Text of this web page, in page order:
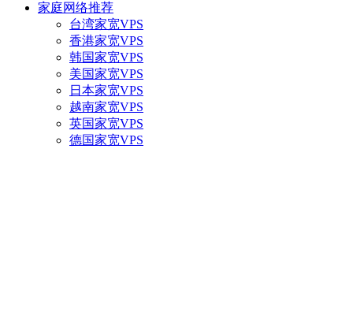
家庭网络推荐
台湾家宽VPS
香港家宽VPS
韩国家宽VPS
美国家宽VPS
日本家宽VPS
越南家宽VPS
英国家宽VPS
德国家宽VPS